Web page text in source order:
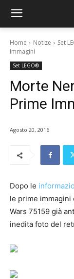
Home Notize Set
Immagini
Set LEGO®
Morte
Prime
Agosto 20, 2016
Dopo le
le prime immagini
Wars 75159 già
inedita foto del